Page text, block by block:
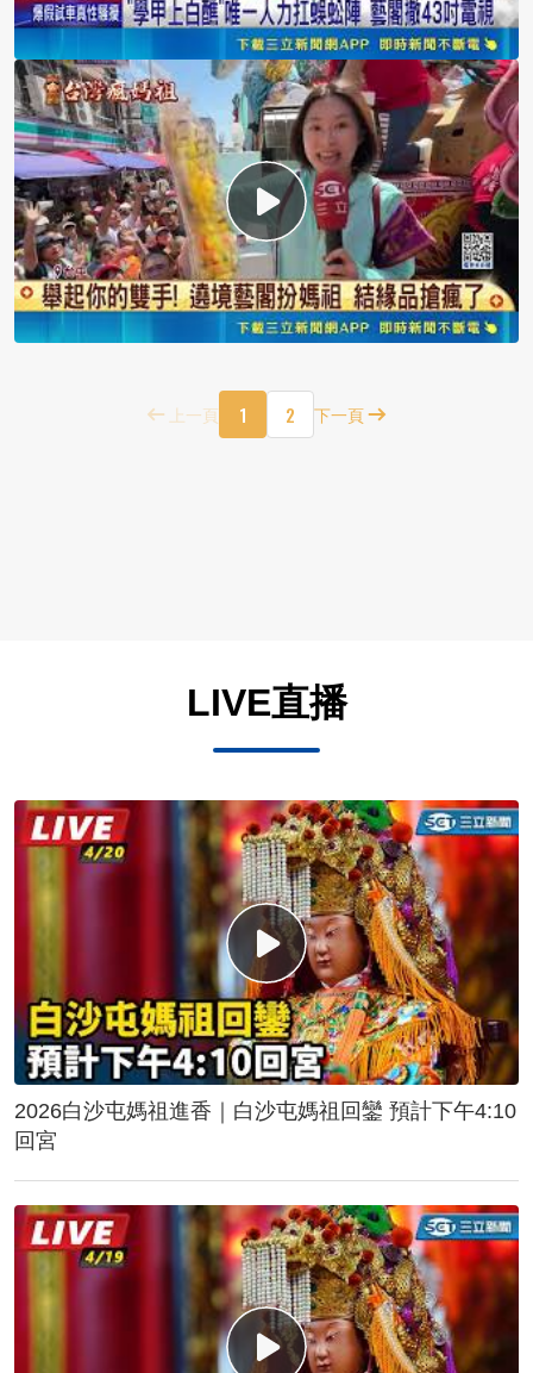
上一頁 1 2 下一頁
LIVE直播
2026白沙屯媽祖進香｜白沙屯媽祖回鑾 預計下午4:10
回宮